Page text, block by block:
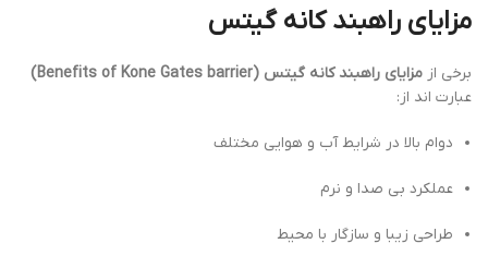
مزایای راهبند کانه گیتس
برخی از مزایای راهبند کانه گیتس (Benefits of Kone Gates barrier)
عبارت اند از:
دوام بالا در شرایط آب و هوایی مختلف
عملکرد بی صدا و نرم
طراحی زیبا و سازگار با محیط